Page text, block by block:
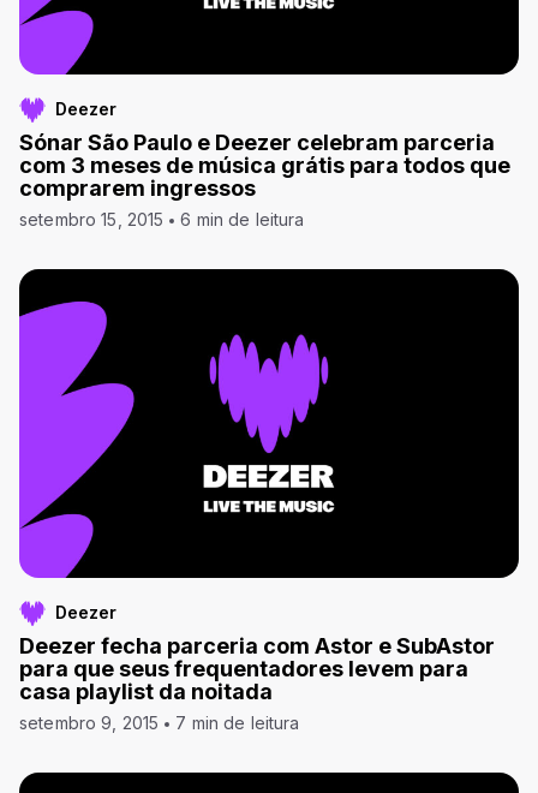
Deezer
Sónar São Paulo e Deezer celebram parceria
com 3 meses de música grátis para todos que
comprarem ingressos
setembro 15, 2015 6 min de leitura
Deezer
Deezer fecha parceria com Astor e SubAstor
para que seus frequentadores levem para
casa playlist da noitada
setembro 9, 2015 7 min de leitura